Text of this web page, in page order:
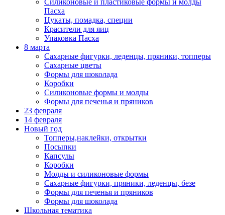
Силиконовые и пластиковые формы и молды
Пасха
Цукаты, помадка, специи
Красители для яиц
Упаковка Пасха
8 марта
Сахарные фигурки, леденцы, пряники, топперы
Сахарные цветы
Формы для шоколада
Коробки
Силиконовые формы и молды
Формы для печенья и пряников
23 февраля
14 февраля
Новый год
Топперы,наклейки, открытки
Посыпки
Капсулы
Коробки
Молды и силиконовые формы
Сахарные фигурки, пряники, леденцы, безе
Формы для печенья и пряников
Формы для шоколада
Школьная тематика